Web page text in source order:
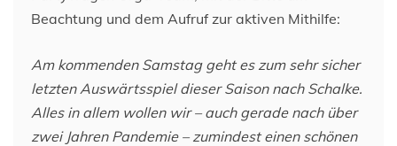
Beachtung und dem Aufruf zur aktiven Mithilfe:
Am kommenden Samstag geht es zum sehr sicher
letzten Auswärtsspiel dieser Saison nach Schalke.
Alles in allem wollen wir – auch gerade nach über
zwei Jahren Pandemie – zumindest einen schönen